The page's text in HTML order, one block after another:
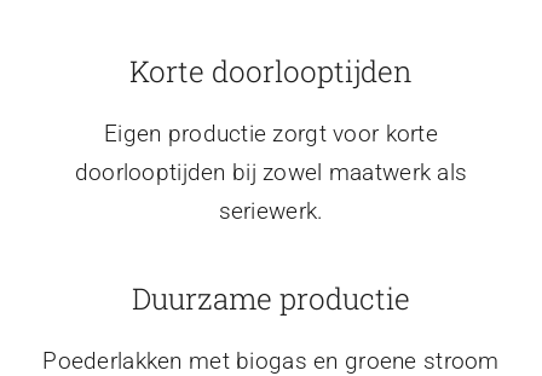
Korte doorlooptijden
Eigen productie zorgt voor korte
doorlooptijden bij zowel maatwerk als
seriewerk.
Duurzame productie
Poederlakken met biogas en groene stroom